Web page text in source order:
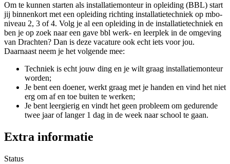
Om te kunnen starten als installatiemonteur in opleiding (BBL) start
jij binnenkort met een opleiding richting installatietechniek op mbo-
niveau 2, 3 of 4. Volg je al een opleiding in de installatietechniek en
ben je op zoek naar een gave bbl werk- en leerplek in de omgeving
van Drachten? Dan is deze vacature ook echt iets voor jou.
Daarnaast neem je het volgende mee:
Techniek is echt jouw ding en je wilt graag installatiemonteur
worden;
Je bent een doener, werkt graag met je handen en vind het niet
erg om af en toe buiten te werken;
Je bent leergierig en vindt het geen probleem om gedurende
twee jaar of langer 1 dag in de week naar school te gaan.
Extra informatie
Status